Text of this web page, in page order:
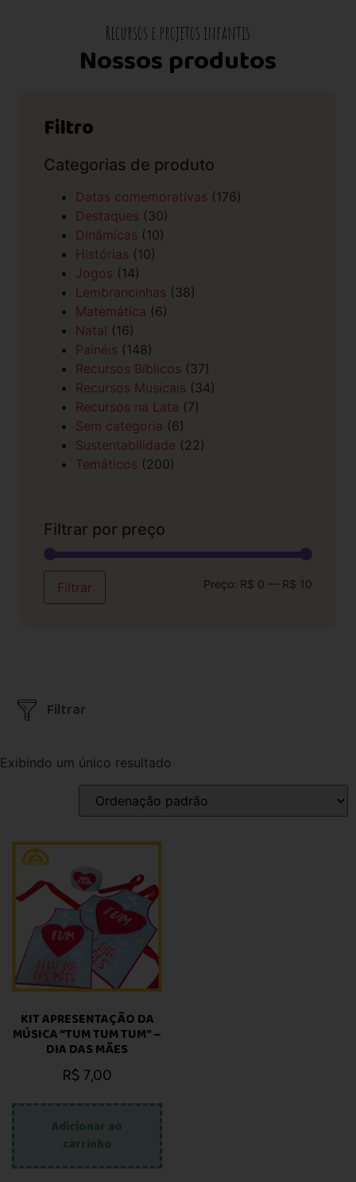
Recursos e projetos infantis
Nossos produtos
Filtro
Categorias de produto
Datas comemorativas (176)
Destaques (30)
Dinâmicas (10)
Histórias (10)
Jogos (14)
Lembrancinhas (38)
Matemática (6)
Natal (16)
Painéis (148)
Recursos Bíblicos (37)
Recursos Musicais (34)
Recursos na Lata (7)
Sem categoria (6)
Sustentabilidade (22)
Temáticos (200)
Filtrar por preço
Filtrar Preço: R$ 0 — R$ 10
Filtrar
Exibindo um único resultado
KIT APRESENTAÇÃO DA
MÚSICA “TUM TUM TUM” –
DIA DAS MÃES
R$7,00
Adicionar ao
carrinho